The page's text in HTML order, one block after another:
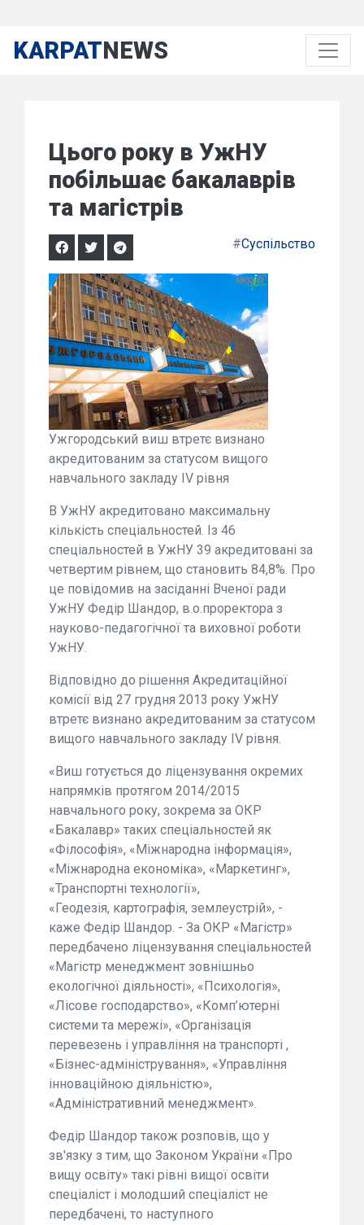
KARPATNEWS
Цього року в УжНУ
побільшає бакалаврів
та магістрів
#Суспільство
Ужгородський виш втретє визнано
акредитованим за статусом вищого
навчального закладу IV рівня
В УжНУ акредитовано максимальну
кількість спеціальностей. Із 46
спеціальностей в УжНУ 39 акредитовані за
четвертим рівнем, що становить 84,8%. Про
це повідомив на засіданні Вченої ради
УжНУ Федір Шандор, в.о.проректора з
науково-педагогічної та виховної роботи
УжНУ.
Відповідно до рішення Акредитаційної
комісії від 27 грудня 2013 року УжНУ
втретє визнано акредитованим за статусом
вищого навчального закладу IV рівня.
«Виш готується до ліцензування окремих
напрямків протягом 2014/2015
навчального року, зокрема за ОКР
«Бакалавр» таких спеціальностей як
«Філософія», «Міжнародна інформація»,
«Міжнародна економіка», «Маркетинг»,
«Транспортні технології»,
«Геодезія, картографія, землеустрій», -
каже Федір Шандор. - За ОКР «Магістр»
передбачено ліцензування спеціальностей
«Магістр менеджмент зовнішньо
екологічної діяльності», «Психологія»,
«Лісове господарство», «Комп’ютерні
системи та мережі», «Організація
перевезень і управління на транспорті ,
«Бізнес-адміністрування», «Управління
інноваційною діяльністю»,
«Адміністративний менеджмент».
Федір Шандор також розповів, що у
зв'язку з тим, що Законом України «Про
вищу освіту» такі рівні вищої освіти
спеціаліст і молодший спеціаліст не
передбачені, то наступного